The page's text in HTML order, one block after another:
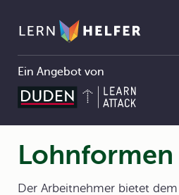
Ein Angebot von
Pfadnavigation
Politik/Wirtschaft 3.3 Wirtschaften im Unternehmen
Lohnformen
Der Arbeitnehmer bietet